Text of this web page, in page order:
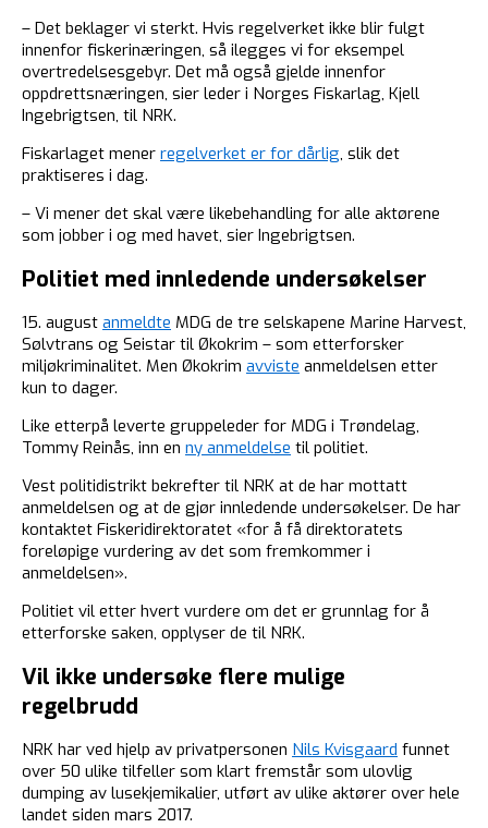
– Det beklager vi sterkt. Hvis regelverket ikke blir fulgt
innenfor fiskerinæringen, så ilegges vi for eksempel
overtredelsesgebyr. Det må også gjelde innenfor
oppdrettsnæringen, sier leder i Norges Fiskarlag, Kjell
Ingebrigtsen, til NRK.
Fiskarlaget mener regelverket er for dårlig, slik det
praktiseres i dag.
– Vi mener det skal være likebehandling for alle aktørene
som jobber i og med havet, sier Ingebrigtsen.
Politiet med innledende undersøkelser
15. august anmeldte MDG de tre selskapene Marine Harvest,
Sølvtrans og Seistar til Økokrim – som etterforsker
miljøkriminalitet. Men Økokrim avviste anmeldelsen etter
kun to dager.
Like etterpå leverte gruppeleder for MDG i Trøndelag,
Tommy Reinås, inn en ny anmeldelse til politiet.
Vest politidistrikt bekrefter til NRK at de har mottatt
anmeldelsen og at de gjør innledende undersøkelser. De har
kontaktet Fiskeridirektoratet «for å få direktoratets
foreløpige vurdering av det som fremkommer i
anmeldelsen».
Politiet vil etter hvert vurdere om det er grunnlag for å
etterforske saken, opplyser de til NRK.
Vil ikke undersøke flere mulige
regelbrudd
NRK har ved hjelp av privatpersonen Nils Kvisgaard funnet
over 50 ulike tilfeller som klart fremstår som ulovlig
dumping av lusekjemikalier, utført av ulike aktører over hele
landet siden mars 2017.